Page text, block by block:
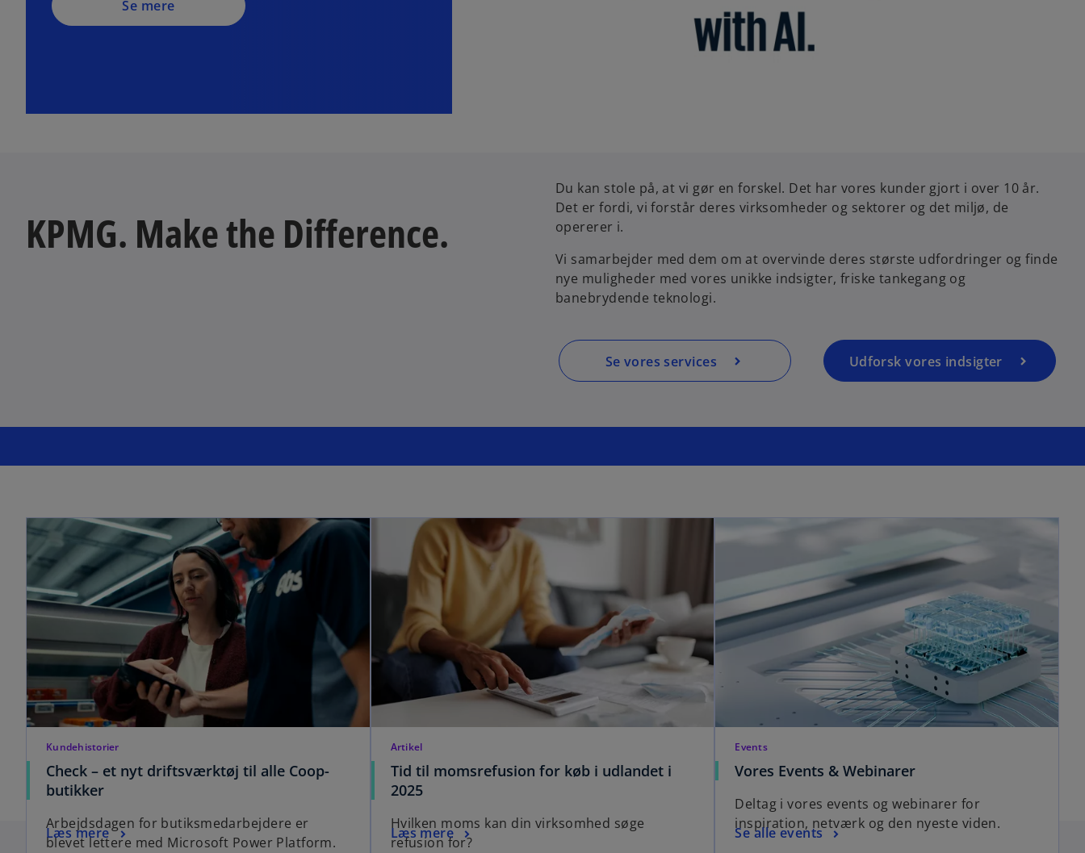
Se mere
KPMG. Make the Difference.
Du kan stole på, at vi gør en forskel. Det har vores kunder gjort i over 10 år.
Det er fordi, vi forstår deres virksomheder og sektorer og det miljø, de
opererer i.
Vi samarbejder med dem om at overvinde deres største udfordringer og finde
nye muligheder med vores unikke indsigter, friske tankegang og
banebrydende teknologi.
Se vores services Udforsk vores indsigter
Kundehistorier
Check – et nyt driftsværktøj til alle Coop-
butikker
Arbejdsdagen for butiksmedarbejdere er
blevet lettere med Microsoft Power Platform.
Læs mere
Artikel
Tid til momsrefusion for køb i udlandet i
2025
Hvilken moms kan din virksomhed søge
refusion for?
Læs mere
Events
Vores Events & Webinarer
Deltag i vores events og webinarer for
inspiration, netværk og den nyeste viden.
Se alle events